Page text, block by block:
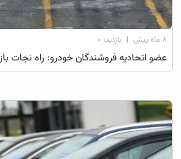
۸ ماه پیش | بازدید: 0
عضو اتحادیه فروشندگان خودرو: راه نجات